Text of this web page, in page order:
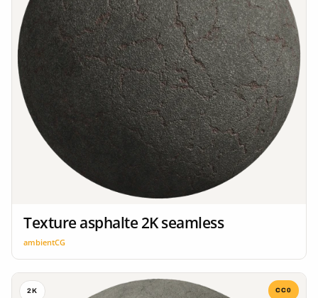
Texture asphalte 2K seamless
ambientCG
2K CC0